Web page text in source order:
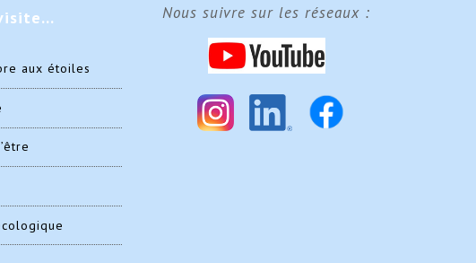
aux étoiles
Nous suivre sur les réseaux :